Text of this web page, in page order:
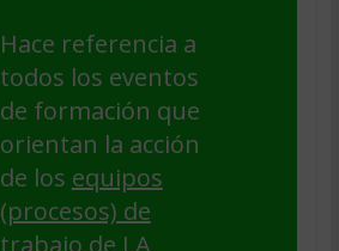
Hace referencia a
todos los eventos
de formación que
orientan la acción
de los equipos
(procesos) de
trabajo de LA